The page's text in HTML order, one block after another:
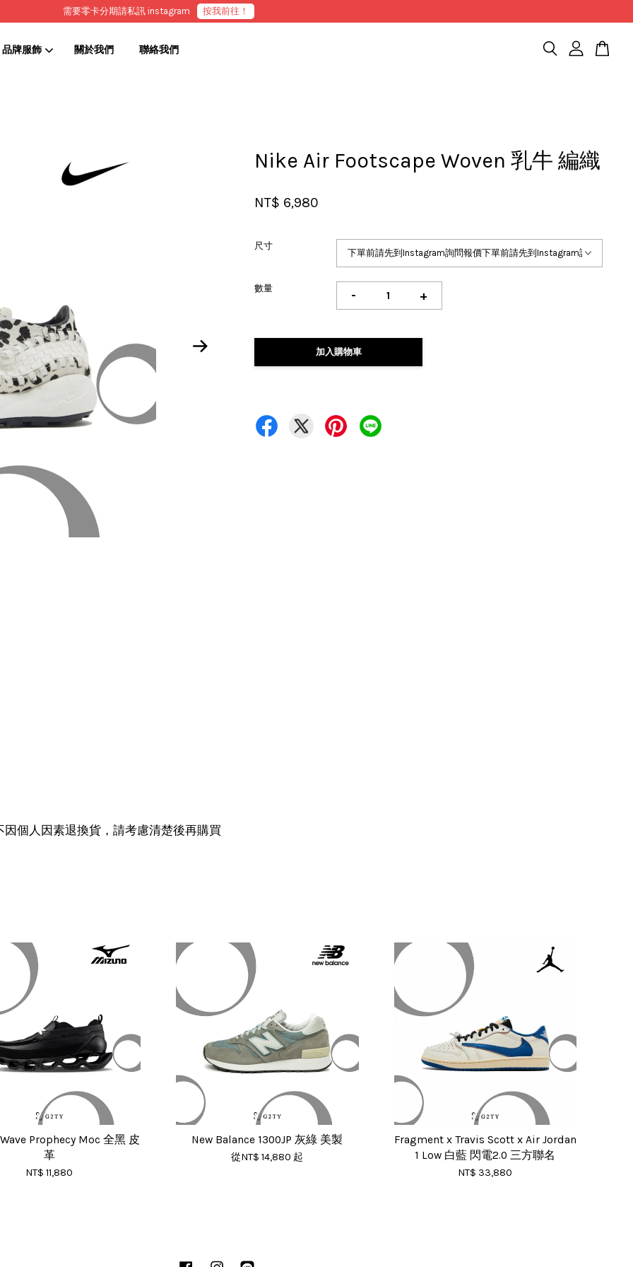
需要零卡分期請私訊 instagram 按我前往！
品牌服飾 關於我們 聯絡我們
Nike Air Footscape Woven 乳牛 編織
NT$ 6,980
尺寸
數量 - +
加入購物車
個人因素退換貨，請考慮清楚後再購買
Prophecy Moc 全黑 皮
革
NT$ 11,880
New Balance 1300JP 灰綠 美製
從NT$ 14,880 起
Fragment x Travis Scott x Air Jordan
1 Low 白藍 閃電2.0 三方聯名
NT$ 33,880
Facebook Instagram